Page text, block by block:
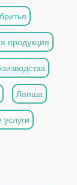
продукция
Лапша
услуги